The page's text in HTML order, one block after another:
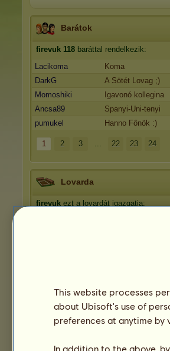
Barátok
firevuk 118 baráttal rendelkezik:
Lacikoma
Koma
DarkG
A Sötét Lovag ;)
Momoshiki
Igavonó kollegina
Ancsa89
Spanyi-Uni-tenyi
pumukel
Hanno Főnök :)
1 2 3 ... 22 23 24
Lovarda
firevuk ezt a lovardát igazgatja:
Lovak száma
Presztízs
Az Aranyalmából hiányzó
This website processes
about Ubisoft's use of
preferences at anytime by
In addition to the above,